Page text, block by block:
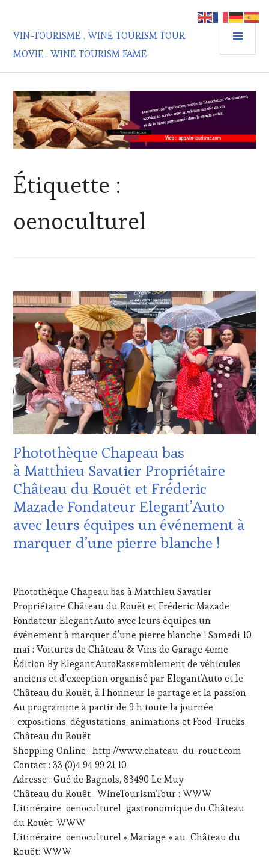
contenu
principal
VIN-TOURISME . WINE TOURISM TOUR
MOVIE . WINE TOURISM FAME
Étiquette :
oenoculturel
CLUB
:
WINE
TASTING
VOUCHER,
CÔTES-
DE-
PROVENCE,
DOMAINE
VITICOLE,
ADHÉRENT,
VIN
EDITION
LES
CLÉS
DU
VIN
ET
DE
HAUTE
INVITATIONS
&
DÉGUSTATIONS,
WINE
TASTING,
LIVE
STREAMING
MASTERCLASS,
MÉDIAS,
PRESSE
ÉCRITE,
RADIO,
TV,
WEB,
OENOTOURISME,
PARTENAIRES
VIN
TOURISME,
PRODUCTEURS
TERROIR,
RESTAURATEUR,
CHEF,
CUISINIER,
Photothèque Chapeau bas
à Matthieu Savatier Propriétaire
Château du Rouët et Fréderic
Mazade Fondateur Elegant’Auto
avec leurs équipes un événement à
marquer d’une pierre blanche !
2025
Photothèque Chapeau bas à Matthieu Savatier
Propriétaire Château du Rouët et Fréderic Mazade
Fondateur Elegant’Auto avec leurs équipes un
événement à marquer d’une pierre blanche ! Samedi 10
mai : Voitures de Château & Vins de Garage 4eme
Édition By Elegant’AutoRassemblement de véhicules
anciens et d’exception organisé par Elegant’Auto et le
Château du Rouët, à l’honneur le partage et la passion.
Au programme à partir de 9 h toute la journée
: expositions, dégustations, animations et Food-Trucks.
Château du Rouët
Shopping Online : http://www.chateau-du-rouet.com
Contact : 33 (0)4 94 99 21 10
Adresse : Gué de Bagnols, 83490 Le Muy
Château du Rouêt . WineTourismTour : WWW
L’itinéraire oenoculturel gastronomique du Château
du Rouët: WWW
L’itinéraire oenoculturel « Mariage » au Château du
Rouët: WWW